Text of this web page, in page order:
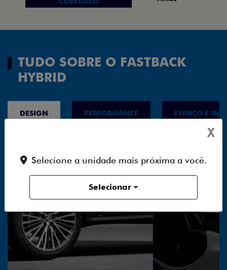
TUDO SOBRE O FASTBACK
HYBRID
DESIGN PERFORMANCE ESPAÇO E
X
Selecione a unidade mais próxima a você.
Selecionar